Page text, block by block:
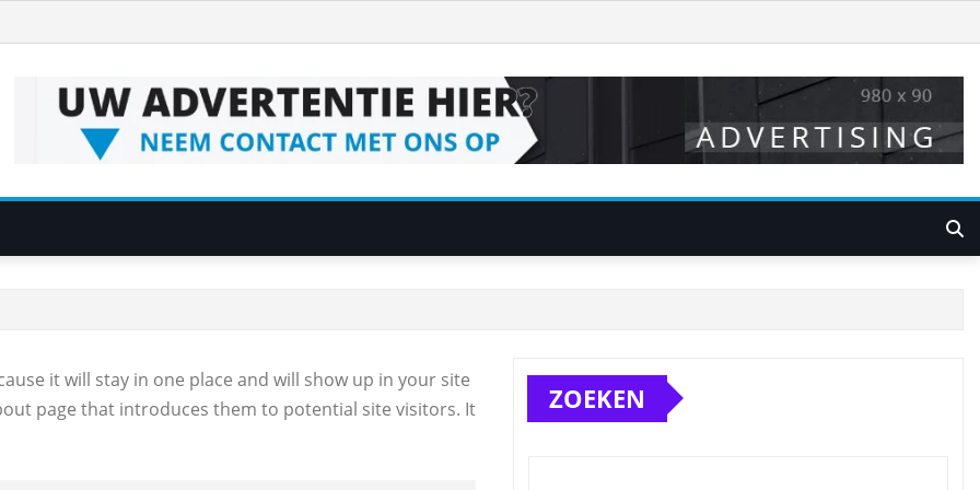
it will stay in one place and will show up in your site
page that introduces them to potential site visitors. It
ZOEKEN